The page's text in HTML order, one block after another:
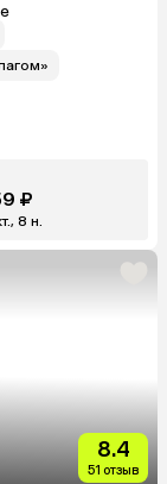
₽
8 н.
8.4
51 отзыв